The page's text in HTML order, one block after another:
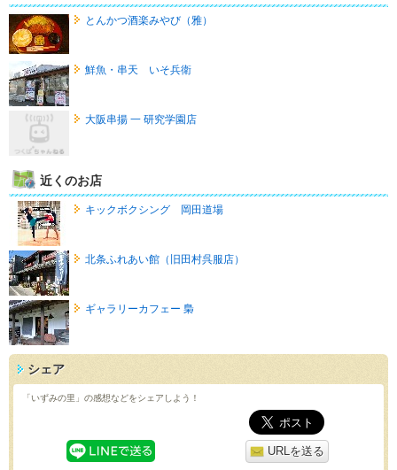
とんかつ酒楽みやび（雅）
鮮魚・串天 いそ兵衛
大阪串揚 一 研究学園店
近くのお店
キックボクシング 岡田道場
北条ふれあい館（旧田村呉服店）
ギャラリーカフェー 梟
シェア
「いずみの里」の感想などをシェアしよう！
URLを送る